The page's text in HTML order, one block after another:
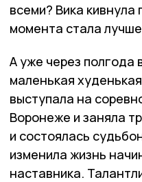
всеми? Вика кивнула
момента стала
А уже через полгода
маленькая
выступала на
Воронеже и заняла
и состоялась
изменила жизнь
наставника.